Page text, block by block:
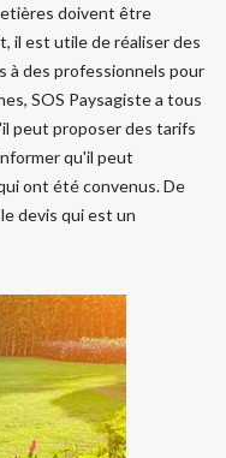
doivent être
il est utile de réaliser des
des professionnels pour
SOS Paysagiste a tous
peut proposer des tarifs
qu'il peut
ont été convenus. De
devis qui est un